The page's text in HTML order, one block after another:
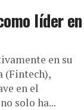
líder en
en su
(Fintech),
en el
solo ha...